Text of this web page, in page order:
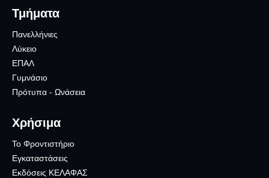
Τμήματα
Πανελλήνιες
Λύκειο
ΕΠΑΛ
Γυμνάσιο
Πρότυπα - Ωνάσεια
Χρήσιμα
Το Φροντιστήριο
Εγκαταστάσεις
Εκδόσεις ΚΕΛΑΦΑΣ